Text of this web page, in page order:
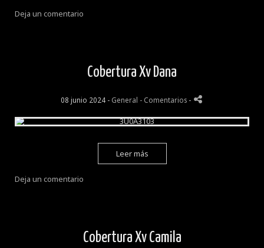
Deja un comentario
Cobertura Xv Dana
08 junio 2024 - General - Comentarios -
Leer más
Deja un comentario
Cobertura Xv Camila